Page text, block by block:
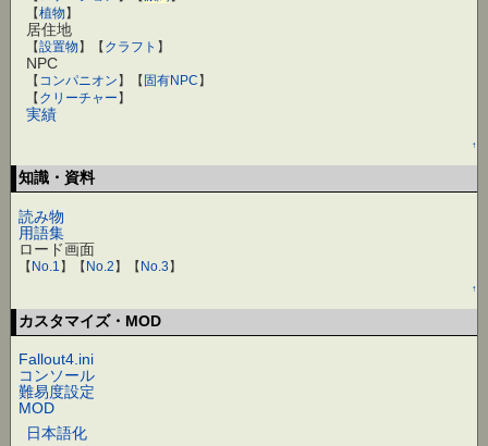
【植物 】
居住地
【設置物 】【 クラフト 】
NPC
【 コンパニオン 】【 固有NPC 】
【 クリーチャー 】
実績
↑
知識・資料
読み物
用語集
ロード画面
【No.1 】【No.2】【No.3】
↑
カスタマイズ・MOD
Fallout4.ini
コンソール
難易度設定
MOD
日本語化